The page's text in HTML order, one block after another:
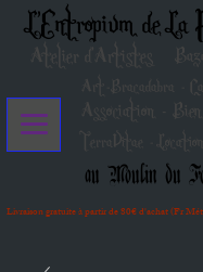
L'Entropium de La
Atelier d'Artistes
au Moulin du
Livraison gratuite à partir de 80€ d'achat (Fr
Art-Bracadabra -
TerraVitae -
Association -